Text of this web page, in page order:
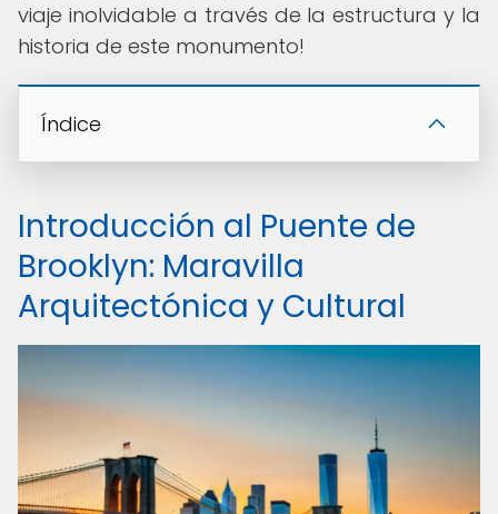
viaje inolvidable a través de la estructura y la
historia de este monumento!
Índice
Introducción al Puente de
Brooklyn: Maravilla
Arquitectónica y Cultural